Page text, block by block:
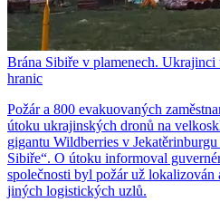
Brána Sibiře v plamenech.
hranic
Požár a 800 evakuovaných
útoku ukrajinských dronů na
gigantu Wildberries v
Sibiře“. O útoku informoval
společnosti byl požár už lokalizován
jiných logistických uzlů.